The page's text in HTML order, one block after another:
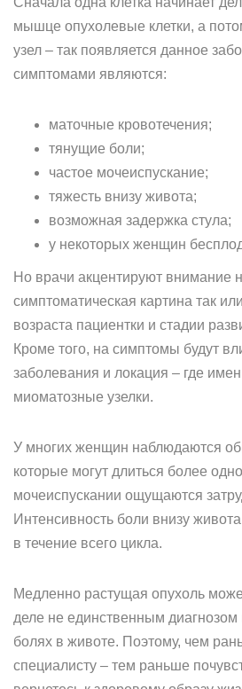
мышце опухолевые клетки, а
узел – так появляется данное
симптомами являются:
маточные кровотечения;
тянущие боли;
частое мочеиспускание;
тяжесть внизу живота;
возможная задержка стула;
у некоторых женщин
Но врачи акцентируют внимание
симптоматическая картина так
возраста пациентки и стадии
Кроме того, на симптомы будут
заболевания и локация – где
миоматозные узелки.
У многих женщин наблюдаются
которые могут длиться более
мочеиспускании ощущаются
Интенсивность боли внизу
в течение всего цикла.
Медленно растущая опухоль
деле не единственным
болях в животе. Поэтому, чем
специалисту – тем раньше